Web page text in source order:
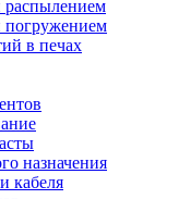
распылением
погружением
в печах
назначения
кабеля